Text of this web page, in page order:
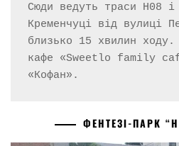
Сюди ведуть траси Н08
Кременчуці від вулиці
близько 15 хвилин ходу.
кафе «Sweetlo family
ФЕНТЕЗІ-ПАРК